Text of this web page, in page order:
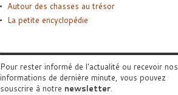
Autour des chasses au trésor
La petite encyclopédie
Pour rester informé de l'actualité ou recevoir nos
informations de dernière minute, vous pouvez
souscrire à notre newsletter.